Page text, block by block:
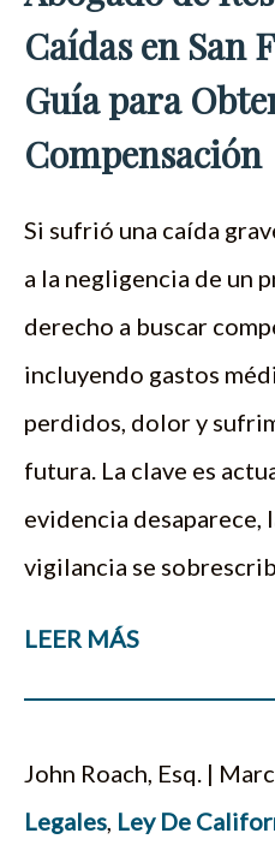
Caídas en San
Guía para
Compensación
Si sufrió una caída
a la negligencia de un
derecho a buscar
incluyendo gastos
perdidos, dolor y
futura. La clave es
evidencia desaparece,
vigilancia se
LEER MÁS
John Roach, Esq. |
Legales, Ley De